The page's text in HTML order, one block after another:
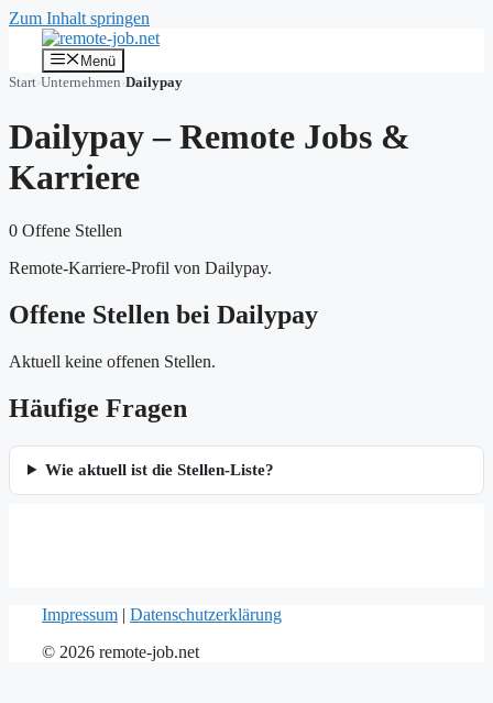
Zum Inhalt springen
Menü
Start›Unternehmen›Dailypay
Dailypay – Remote Jobs &
Karriere
0 Offene Stellen
Remote-Karriere-Profil von Dailypay.
Offene Stellen bei Dailypay
Aktuell keine offenen Stellen.
Häufige Fragen
Wie aktuell ist die Stellen-Liste?
Impressum | Datenschutzerklärung
© 2026 remote-job.net